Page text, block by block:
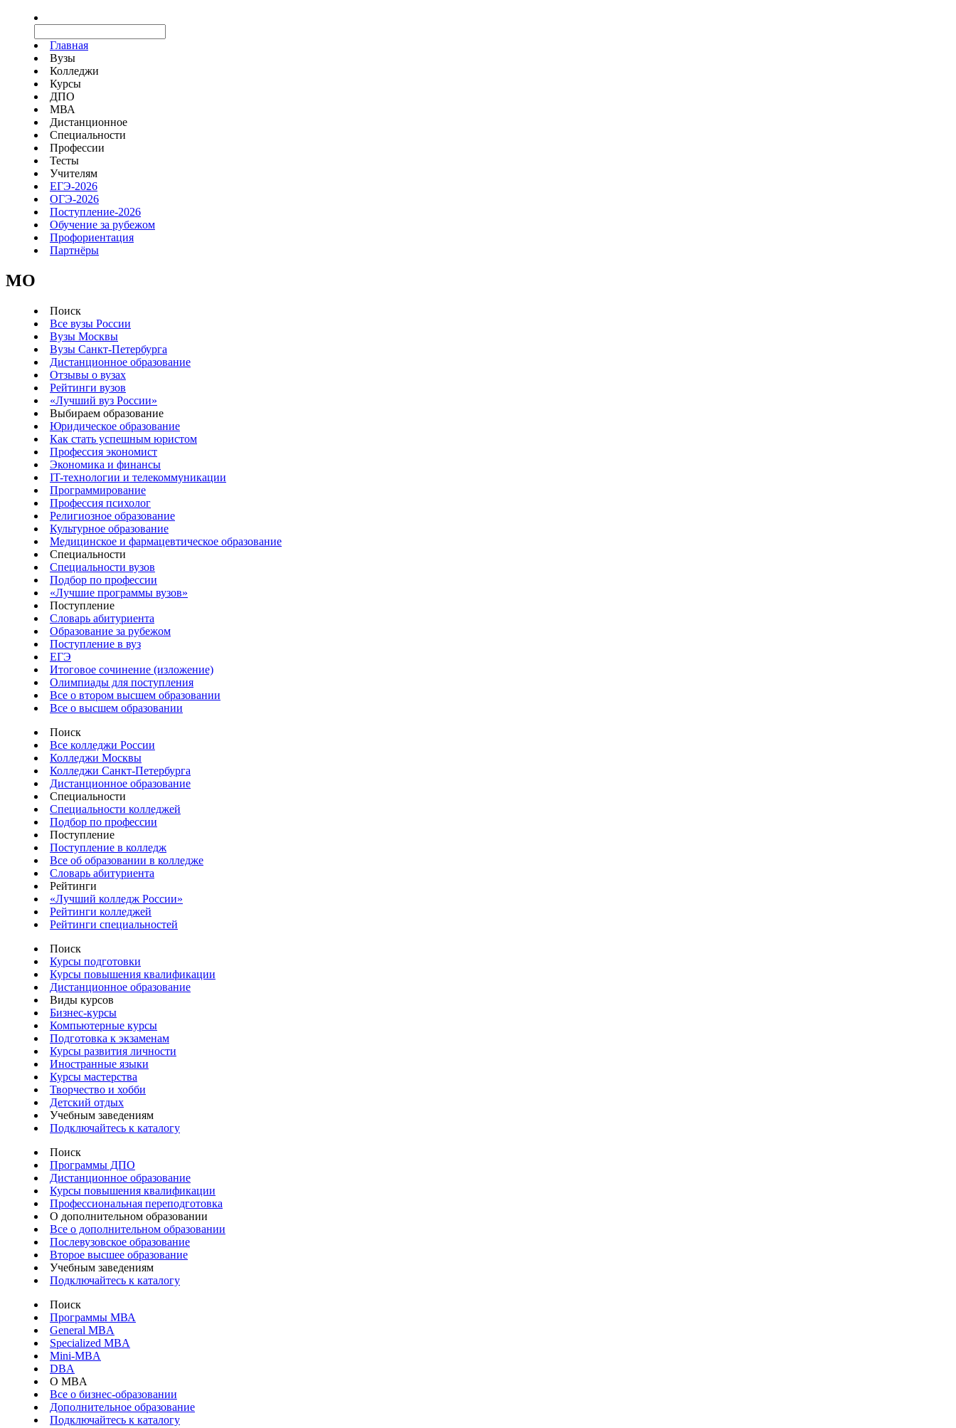
Главная
Вузы
Колледжи
Курсы
ДПО
МВА
Дистанционное
Специальности
Профессии
Тесты
Учителям
ЕГЭ-2026
ОГЭ-2026
Поступление-2026
Обучение за рубежом
Профориентация
Партнёры
MO
Поиск
Все вузы России
Вузы Москвы
Вузы Санкт-Петербурга
Дистанционное образование
Отзывы о вузах
Рейтинги вузов
«Лучший вуз России»
Выбираем образование
Юридическое образование
Как стать успешным юристом
Профессия экономист
Экономика и финансы
IT-технологии и телекоммуникации
Программирование
Профессия психолог
Религиозное образование
Культурное образование
Медицинское и фармацевтическое образование
Специальности
Специальности вузов
Подбор по профессии
«Лучшие программы вузов»
Поступление
Словарь абитуриента
Образование за рубежом
Поступление в вуз
ЕГЭ
Итоговое сочинение (изложение)
Олимпиады для поступления
Все о втором высшем образовании
Все о высшем образовании
Поиск
Все колледжи России
Колледжи Москвы
Колледжи Санкт-Петербурга
Дистанционное образование
Специальности
Специальности колледжей
Подбор по профессии
Поступление
Поступление в колледж
Все об образовании в колледже
Словарь абитуриента
Рейтинги
«Лучший колледж России»
Рейтинги колледжей
Рейтинги специальностей
Поиск
Курсы подготовки
Курсы повышения квалификации
Дистанционное образование
Виды курсов
Бизнес-курсы
Компьютерные курсы
Подготовка к экзаменам
Курсы развития личности
Иностранные языки
Курсы мастерства
Творчество и хобби
Детский отдых
Учебным заведениям
Подключайтесь к каталогу
Поиск
Программы ДПО
Дистанционное образование
Курсы повышения квалификации
Профессиональная переподготовка
О дополнительном образовании
Все о дополнительном образовании
Послевузовское образование
Второе высшее образование
Учебным заведениям
Подключайтесь к каталогу
Поиск
Программы МВА
General MBA
Specialized MBA
Mini-MBA
DBA
О MBA
Все о бизнес-образовании
Дополнительное образование
Подключайтесь к каталогу